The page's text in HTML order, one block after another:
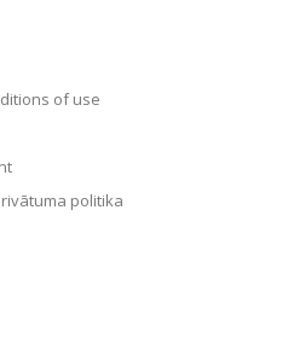
of use
politika